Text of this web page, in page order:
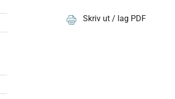
Skriv ut / lag PDF